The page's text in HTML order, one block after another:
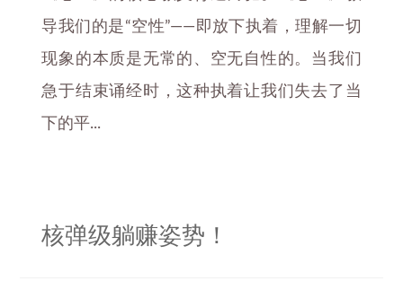
导我们的是“空性”——即放下执着，理解一切
现象的本质是无常的、空无自性的。当我们
急于结束诵经时，这种执着让我们失去了当
下的平...
核弹级躺赚姿势！